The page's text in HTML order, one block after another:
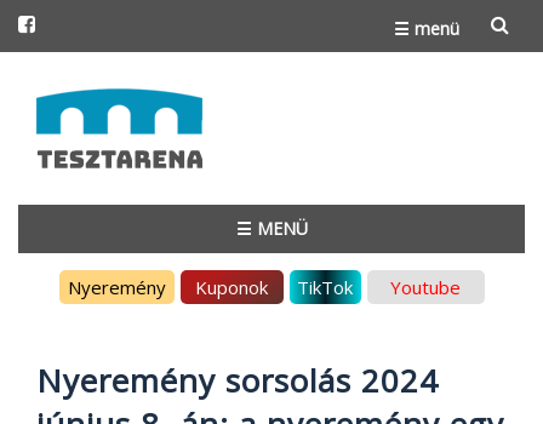
☰ menü
to
content
☰ MENÜ
Nyeremény Kuponok TikTok Youtube
Nyeremény sorsolás 2024